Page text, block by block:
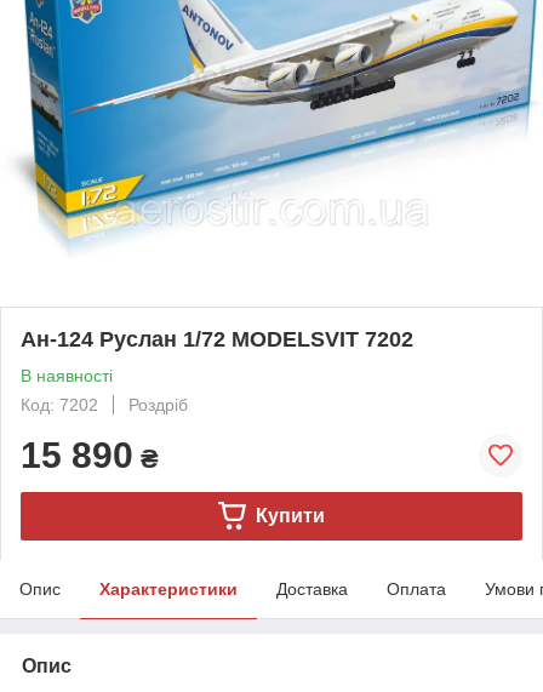
Ан-124 Руслан 1/72 MODELSVIT 7202
В наявності
Код: 7202
Роздріб
15 890 ₴
Купити
Опис Характеристики Доставка Оплата Умови
Опис